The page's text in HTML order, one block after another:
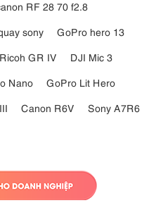
RF 28 70 f2.8
sony
GoPro hero 13
Ricoh GR IV
DJI Mic 3
Nano
GoPro Lit Hero
Canon R6V
Sony A7R6